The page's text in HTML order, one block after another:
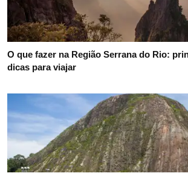
O que fazer na Região Serrana do Rio:
dicas para viajar